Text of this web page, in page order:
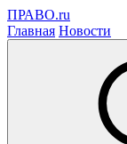
ПРАВО.ru
Главная Новости